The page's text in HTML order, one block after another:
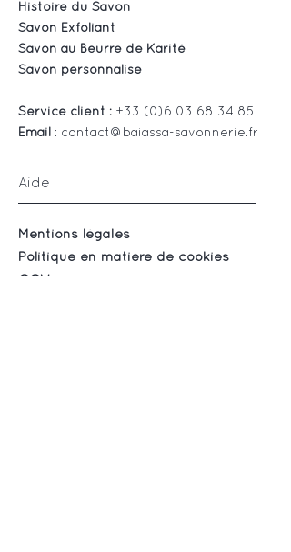
Histoire du Savon
Savon Exfoliant
Savon au Beurre de Karité
Savon personnalisé
Service client : +33 (0)6 03 68 34 85
Email : contact@baiassa-savonnerie.fr
Aide
Mentions légales
Politique en matière de cookies
CGV